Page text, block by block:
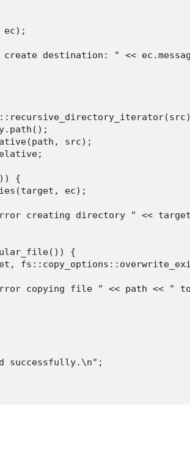
ec);
destination: " <<
src);
{
ec);
creating directory " <<
{
copying file " << path << "
successfully.\n";